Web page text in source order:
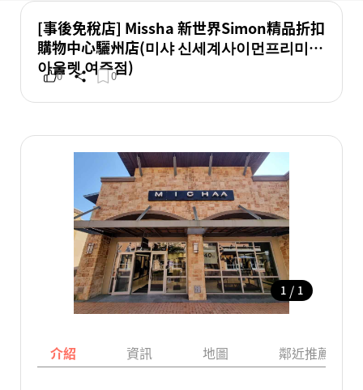
[事後免稅店] Missha 新世界Simon精品折扣
購物中心驪州店(미샤 신세계사이먼프리미엄
아울렛 여주점)
0 0
1 / 1
介紹 資訊 地圖 鄰近推薦景點